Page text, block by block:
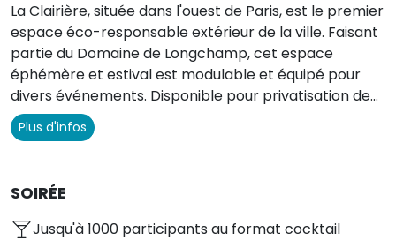
La Clairière, située dans l'ouest de Paris, est le premier
espace éco-responsable extérieur de la ville. Faisant
partie du Domaine de Longchamp, cet espace
éphémère et estival est modulable et équipé pour
divers événements. Disponible pour privatisation de
avril à octobre, il peut recevoir jusqu'à 1500
personnes.
Plus d'infos
SOIRÉE
Jusqu'à 1000 participants au format cocktail